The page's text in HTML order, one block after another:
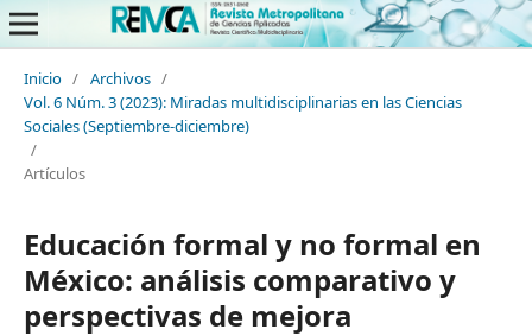
Inicio / Archivos /
Vol. 6 Núm. 3 (2023): Miradas multidisciplinarias en las Ciencias
Sociales (Septiembre-diciembre)
/
Artículos
Educación formal y no formal en
México: análisis comparativo y
perspectivas de mejora